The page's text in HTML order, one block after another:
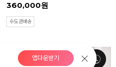
360,000원
수도권배송
앱다운받기